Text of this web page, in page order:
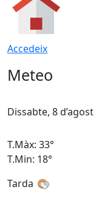
Accedeix
Meteo
Dissabte, 8 d’agost
T.Màx: 33°
T.Min: 18°
Tarda